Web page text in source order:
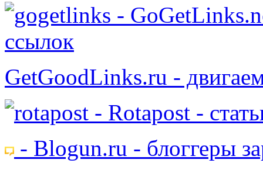
-
ссылок
GetGoodLinks.ru -
- Rotapost -
- Blogun.ru - блоггеры